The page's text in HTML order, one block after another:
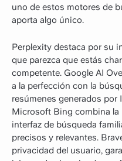
uno de estos motores de
aporta algo único.
Perplexity destaca por su
que parezca que estás
competente. Google AI
a la perfección con la
resúmenes generados
Microsoft Bing combina la
interfaz de búsqueda
precisos y relevantes.
privacidad del usuario,